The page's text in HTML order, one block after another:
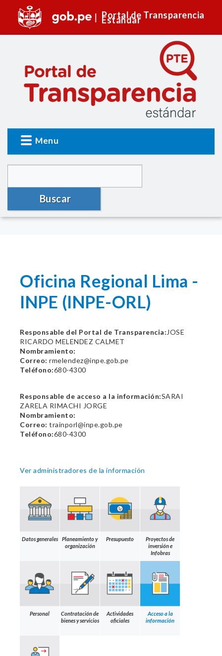
Portal de Transparencia
Estándar
Menu
Buscar
Oficina Regional Lima -
INPE (INPE-ORL)
Responsable del Portal de Transparencia: JOSE
RICARDO MELENDEZ CALMET
Nombramiento:
Correo: rmelendez@inpe.gob.pe
Teléfono:680-4300
Responsable de acceso a la información:SARAI
ZARELA RIMACHI JORGE
Nombramiento:
Correo: trainporl@inpe.gob.pe
Teléfono:680-4300
Ver administradores de la información
Datos generales
Planeamiento y
organización
Presupuesto
Proyectos de
inversión e
Infobras
Personal
Contratación de
bienes y servicios
Actividades
oficiales
Acceso a la
información